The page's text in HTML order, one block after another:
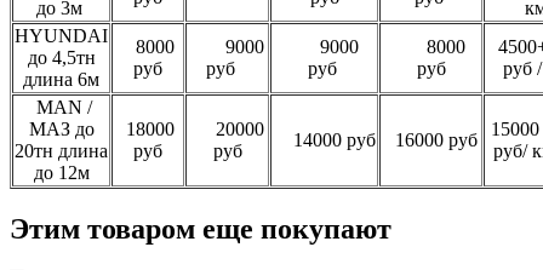
до 3м
HYUNDAI
до 4,5тн
длина 6м
8000
руб
9000
руб
9000
руб
8000
руб
руб
MAN /
МАЗ до
20тн длина
до 12м
18000
руб
20000
руб
14000 руб 16000 руб
Этим товаром еще покупают